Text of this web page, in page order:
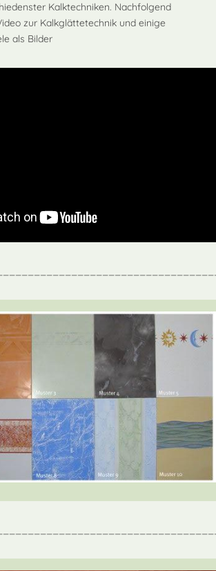
Kalktechniken. Nachfolgend
zur Kalkglättetechnik und einige
als Bilder